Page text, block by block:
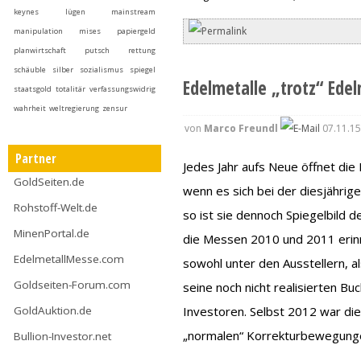
keynes
lügen
mainstream
manipulation
mises
papiergeld
planwirtschaft
putsch
rettung
schäuble
silber sozialismus
spiegel
staatsgold totalitär verfassungswidrig
wahrheit weltregierung zensur
Partner
GoldSeiten.de
Rohstoff-Welt.de
MinenPortal.de
EdelmetallMesse.com
Goldseiten-Forum.com
GoldAuktion.de
Bullion-Investor.net
Edelmetalle „trotz“
von Marco Freundl
Jedes Jahr aufs Neue öffnet
wenn es sich bei der
so ist sie dennoch Spiegelbild
die Messen 2010 und 2011
sowohl unter den Ausstellern,
seine noch nicht realisierten
Investoren. Selbst 2012 war
„normalen“